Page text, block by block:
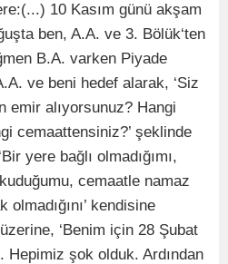
10 Kasım günü akşam
ben, A.A. ve 3. Bölük‘ten
B.A. varken Piyade
ve beni hedef alarak, ‘Siz
emir alıyorsunuz? Hangi
cemaattensiniz?’ şeklinde
yere bağlı olmadığımı,
cemaatle namaz
kendisine
‘Benim için 28 Şubat
Hepimiz şok olduk. Ardından